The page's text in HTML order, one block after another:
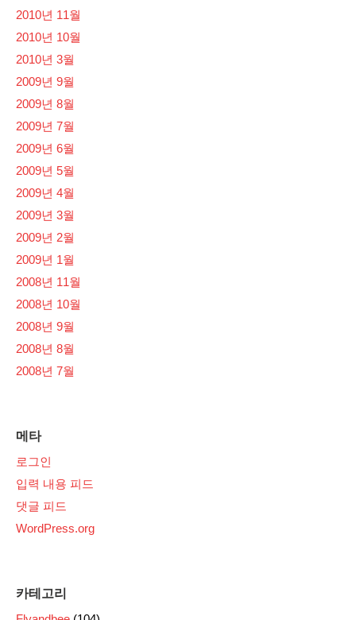
2010년 11월
2010년 10월
2010년 3월
2009년 9월
2009년 8월
2009년 7월
2009년 6월
2009년 5월
2009년 4월
2009년 3월
2009년 2월
2009년 1월
2008년 11월
2008년 10월
2008년 9월
2008년 8월
2008년 7월
메타
로그인
입력 내용 피드
댓글 피드
WordPress.org
카테고리